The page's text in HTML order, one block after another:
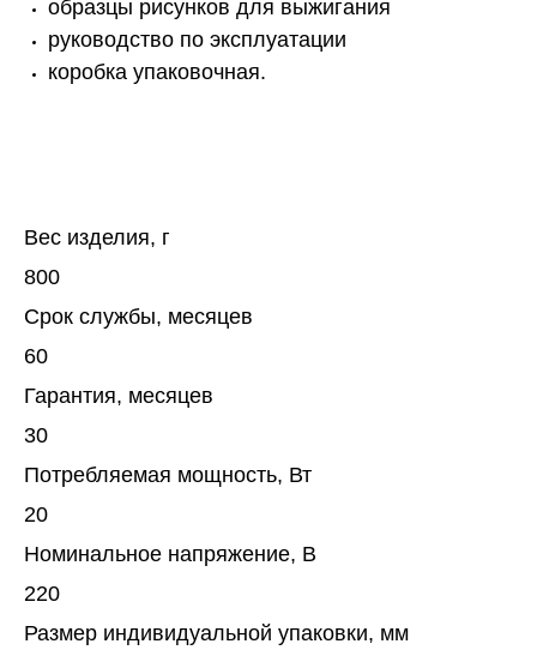
образцы рисунков для выжигания
руководство по эксплуатации
коробка упаковочная.
Вес изделия, г
800
Срок службы, месяцев
60
Гарантия, месяцев
30
Потребляемая мощность, Вт
20
Номинальное напряжение, В
220
Размер индивидуальной упаковки, мм